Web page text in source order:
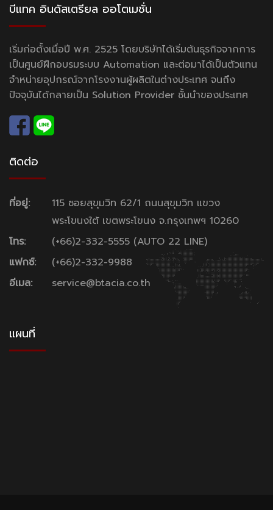
บีแทค อินดัสเตรียล ออโตเมชั่น
เริ่มก่อตั้งเมื่อปี พ.ศ. 2525 โดยบริษัทได้เริ่มต้นธุรกิจจากการ
เป็นศูนย์ฝึกอบรมระบบ Automation และต่อมาได้เป็นตัวแทน
จำหน่ายอุปกรณ์จากโรงงานผู้ผลิตในต่างประเทศ จนถึง
ปัจจุบันได้กลายเป็น Solution Provider ชั้นนำของประเทศ
ติดต่อ
ที่อยู่:
115 ซอยสุขุมวิท 62/1 ถนนสุขุมวิท แขวง
พระโขนงใต้ เขตพระโขนง จ.กรุงเทพฯ 10260
โทร:
(+66)2-332-5555 (AUTO 22 LINE)
แฟกซ์:
(+66)2-332-9988
อีเมล:
service@btacia.co.th
แผนที่